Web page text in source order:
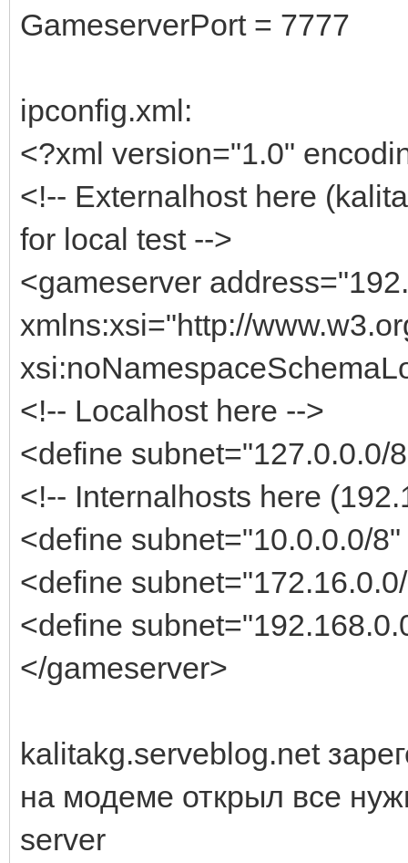
GameserverPort = 7777
ipconfig.xml:
<?xml version="1.0"
<!-- Externalhost here
for local test -->
<gameserver
xmlns:xsi="http://
<!-- Localhost here -->
<define subnet="127.0.0.0/
<!-- Internalhosts here
<define subnet="10.0.0.0/
<define
<define
</gameserver>
kalitakg.serveblog.net
на модеме открыл все
server